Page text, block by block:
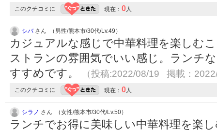
このクチコミに 現在： 0人
シバさん （男性/熊本市/30代/Lv.49）
カジュアルな感じで中華料理を楽しむ
ストランの雰囲気でいい感じ。ランチ
すすめです。
（投稿:2022/08/19 掲載：
このクチコミに 現在： 0人
シラノ さん （女性/熊本市/30代/Lv.50）
ランチでお得に美味しい中華料理を楽